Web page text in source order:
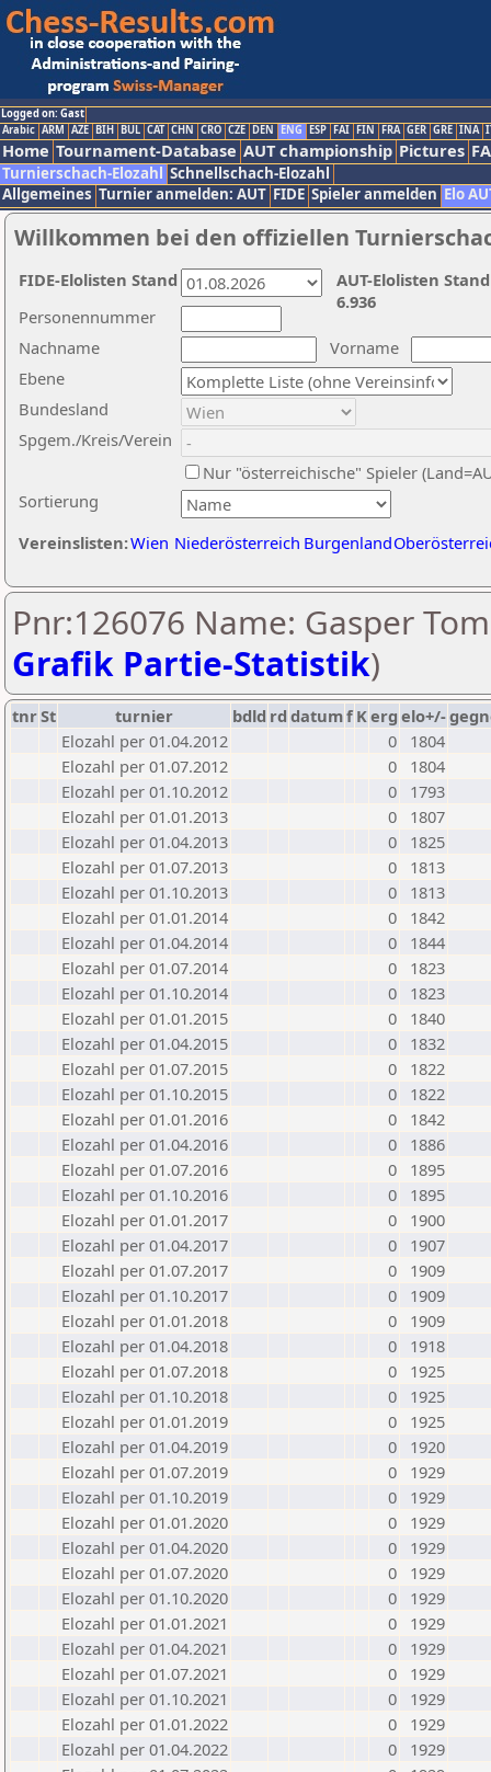
Logged on: Gast
Arabic ARM AZE BIH BUL CAT CHN CRO CZE DEN ENG ESP FAI FIN FRA GER GRE INA
Home Tournament-Database AUT championship Pictures
Turnierschach-Elozahl Schnellschach-Elozahl
Allgemeines Turnier anmelden: AUT FIDE Spieler anmelden Elo
Willkommen bei den offiziellen
Nachname
Vorname
Ebene
Sortierung
Personennummer
Bundesland
Spgem./Kreis/Verein
Nur "österreichische" Spieler
Vereinslisten:Wien Niederösterreich Burgenland
AUT-Elolisten
6.936
FIDE-Elolisten Stand
Pnr:126076 Name: Gasper
Grafik Partie-Statistik)
tnrSt turnier bdld rd datumf Kerg elo+/-
Elozahl per 01.04.2012
0
1804
Elozahl per 01.07.2012
0
1804
Elozahl per 01.10.2012
0
1793
Elozahl per 01.01.2013
0
1807
Elozahl per 01.04.2013
0
1825
Elozahl per 01.07.2013
0
1813
Elozahl per 01.10.2013
0
1813
Elozahl per 01.01.2014
0
1842
Elozahl per 01.04.2014
0
1844
Elozahl per 01.07.2014
0
1823
Elozahl per 01.10.2014
0
1823
Elozahl per 01.01.2015
0
1840
Elozahl per 01.04.2015
0
1832
Elozahl per 01.07.2015
0
1822
Elozahl per 01.10.2015
0
1822
Elozahl per 01.01.2016
0
1842
Elozahl per 01.04.2016
0
1886
Elozahl per 01.07.2016
0
1895
Elozahl per 01.10.2016
0
1895
Elozahl per 01.01.2017
0
1900
Elozahl per 01.04.2017
0
1907
Elozahl per 01.07.2017
0
1909
Elozahl per 01.10.2017
0
1909
Elozahl per 01.01.2018
0
1909
Elozahl per 01.04.2018
0
1918
Elozahl per 01.07.2018
0
1925
Elozahl per 01.10.2018
0
1925
Elozahl per 01.01.2019
0
1925
Elozahl per 01.04.2019
0
1920
Elozahl per 01.07.2019
0
1929
Elozahl per 01.10.2019
0
1929
Elozahl per 01.01.2020
0
1929
Elozahl per 01.04.2020
0
1929
Elozahl per 01.07.2020
0
1929
Elozahl per 01.10.2020
0
1929
Elozahl per 01.01.2021
0
1929
Elozahl per 01.04.2021
0
1929
Elozahl per 01.07.2021
0
1929
Elozahl per 01.10.2021
0
1929
Elozahl per 01.01.2022
0
1929
Elozahl per 01.04.2022
0
1929